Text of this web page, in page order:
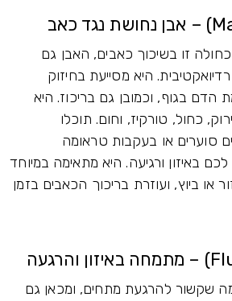
זו בשיכוך כאבים, האבן גם
היא מסייעת בחיזוק
הדם בגוף, וכמובן גם בריכוז. היא
כחול, טורקיז, וחום. תוכלו
סוערים או בעקבות טראומה
באיזון ורגיעה. היא מתאימה במיוחד
או ביוץ, ועוזרת בריכוך הכאבים בזמן
שקשור להרגעת מתחים, ומכאן גם